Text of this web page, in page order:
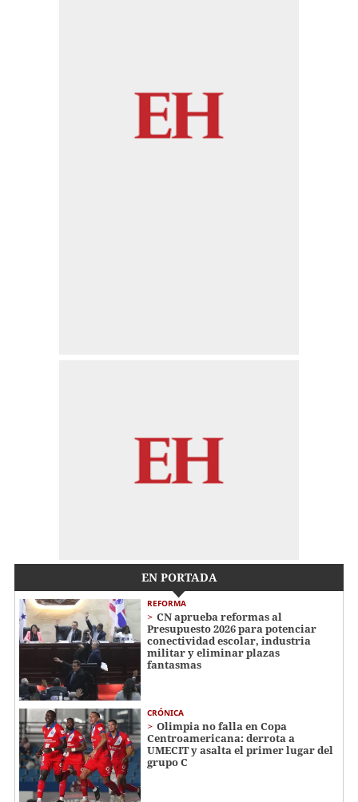
EN PORTADA
REFORMA
CN aprueba reformas al
Presupuesto 2026 para potenciar
conectividad escolar, industria
militar y eliminar plazas
fantasmas
CRÓNICA
Olimpia no falla en Copa
Centroamericana: derrota a
UMECIT y asalta el primer lugar del
grupo C